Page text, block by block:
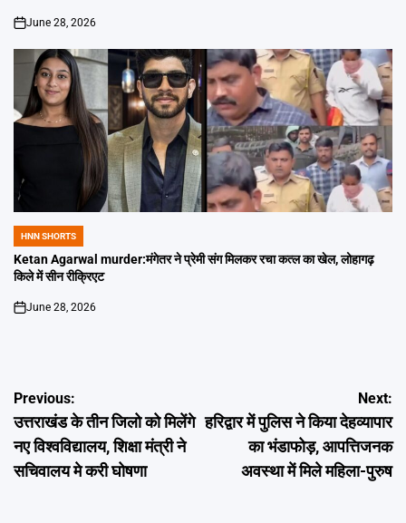
on
June 28, 2026
POSTED
IN
HNN SHORTS
Ketan Agarwal murder:मंगेतर ने प्रेमी संग मिलकर रचा कत्ल का खेल, लोहागढ़
किले में सीन रीक्रिएट
on
June 28, 2026
Post
navigation
Previous:
उत्तराखंड के तीन जिलो को मिलेंगे
नए विश्वविद्यालय, शिक्षा मंत्री ने
सचिवालय मे करी घोषणा
Next:
हरिद्वार में पुलिस ने किया देहव्यापार
का भंडाफोड़, आपत्तिजनक
अवस्था में मिले महिला-पुरुष